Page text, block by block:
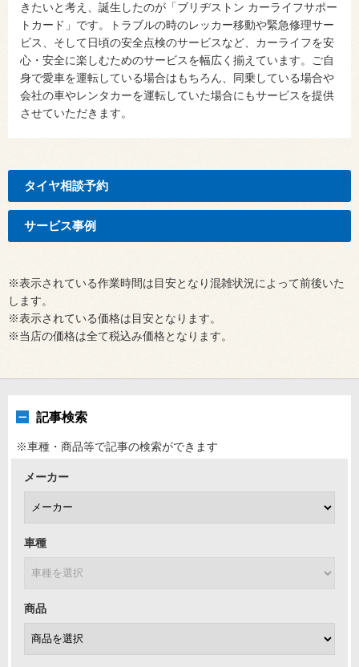
きたいと考え、誕生したのが「ブリヂストン カーライフサポー
トカード」です。トラブルの時のレッカー移動や緊急修理サー
ビス、そして日頃の安全点検のサービスなど、カーライフを安
心・安全に楽しむためのサービスを幅広く揃えています。ご自
身で愛車を運転している場合はもちろん、同乗している場合や
会社の車やレンタカーを運転していた場合にもサービスを提供
させていただきます。
タイヤ相談予約
サービス事例
※表示されている作業時間は目安となり混雑状況によって前後いた
します。
※表示されている価格は目安となります。
※当店の価格は全て税込み価格となります。
記事検索
※車種・商品等で記事の検索ができます
メーカー
車種
商品